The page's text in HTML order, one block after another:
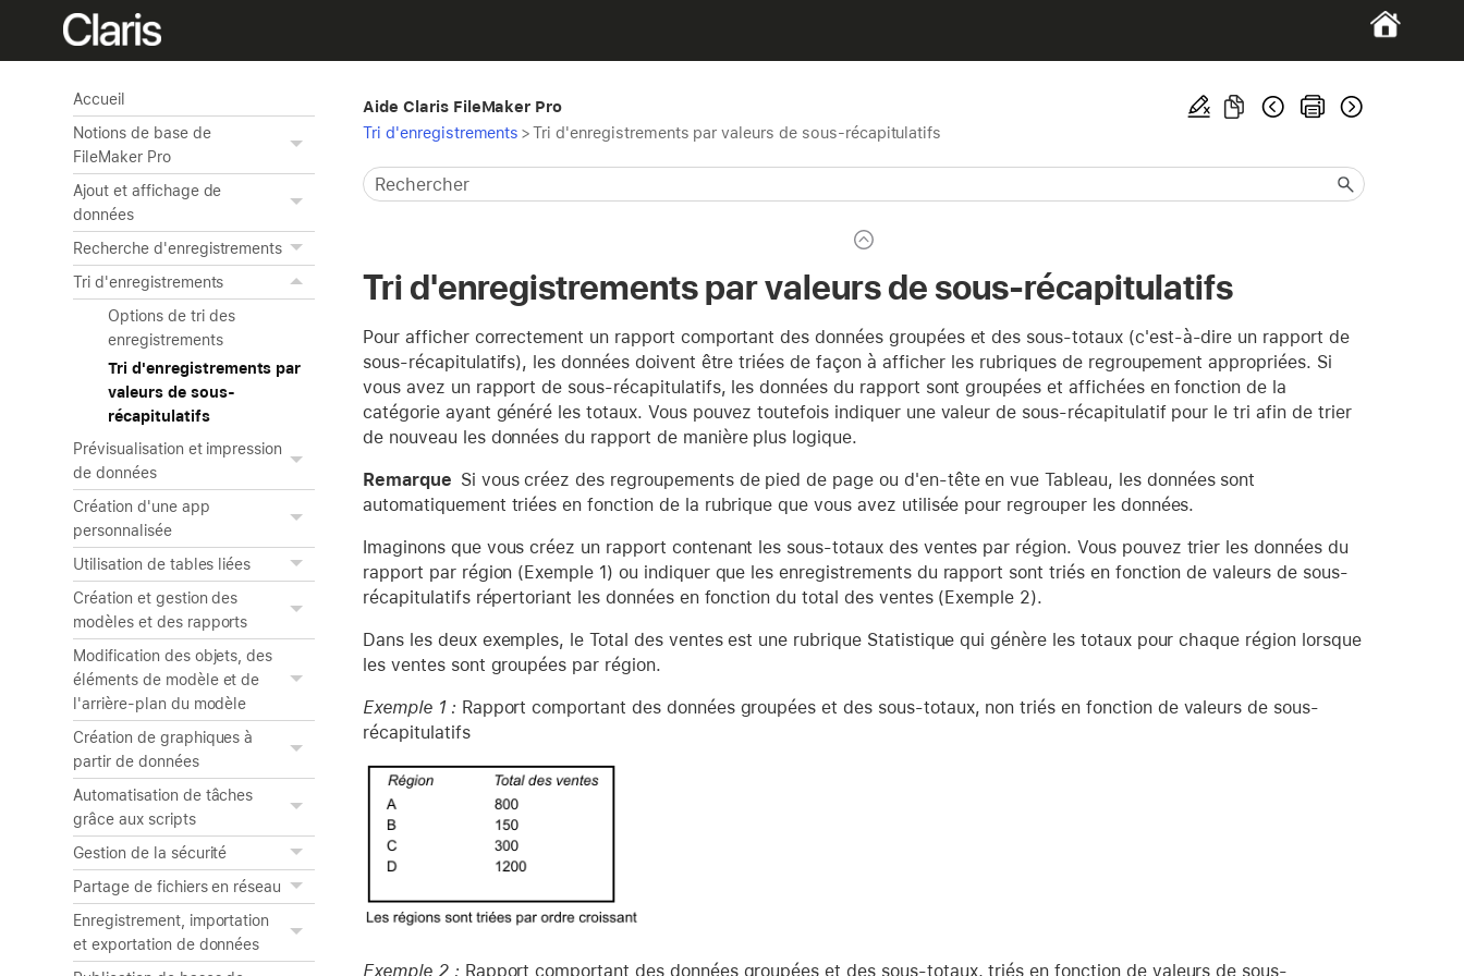
Accueil
Notions de base de
FileMaker Pro
Ajout et affichage de
données
Recherche d'enregistrements
Tri d'enregistrements
Options de tri des
enregistrements
Tri d'enregistrements par
valeurs de sous-
récapitulatifs
Prévisualisation et impression
de données
Création d'une app
personnalisée
Utilisation de tables liées
Création et gestion des
modèles et des rapports
Modification des objets, des
éléments de modèle et de
l'arrière-plan du modèle
Création de graphiques à
partir de données
Automatisation de tâches
grâce aux scripts
Gestion de la sécurité
Partage de fichiers en réseau
Enregistrement, importation
et exportation de données
Aide Claris FileMaker Pro
Tri d'enregistrements >Tri d'enregistrements par valeurs de sous-récapitulatifs
Tri d'enregistrements par valeurs de sous-récapitulatifs
Pour afficher correctement un rapport comportant des données groupées et des sous-totaux (c'est-à-dire un rapport de
sous-récapitulatifs), les données doivent être triées de façon à afficher les rubriques de regroupement appropriées. Si
vous avez un rapport de sous-récapitulatifs, les données du rapport sont groupées et affichées en fonction de la
catégorie ayant généré les totaux. Vous pouvez toutefois indiquer une valeur de sous-récapitulatif pour le tri afin de trier
de nouveau les données du rapport de manière plus logique.
Remarque Si vous créez des regroupements de pied de page ou d'en-tête en vue Tableau, les données sont
automatiquement triées en fonction de la rubrique que vous avez utilisée pour regrouper les données.
Imaginons que vous créez un rapport contenant les sous-totaux des ventes par région. Vous pouvez trier les données du
rapport par région (Exemple 1) ou indiquer que les enregistrements du rapport sont triés en fonction de valeurs de sous-
récapitulatifs répertoriant les données en fonction du total des ventes (Exemple 2).
Dans les deux exemples, le Total des ventes est une rubrique Statistique qui génère les totaux pour chaque région lorsque
les ventes sont groupées par région.
Exemple 1 : Rapport comportant des données groupées et des sous-totaux, non triés en fonction de valeurs de sous-
récapitulatifs
Exemple 2 : Rapport comportant des données groupées et des sous-totaux, triés en fonction de valeurs de sous-